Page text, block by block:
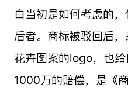
白当初是如何考虑的
后者。商标被驳回后
花卉图案的logo，也给
1000万的赔偿，是《